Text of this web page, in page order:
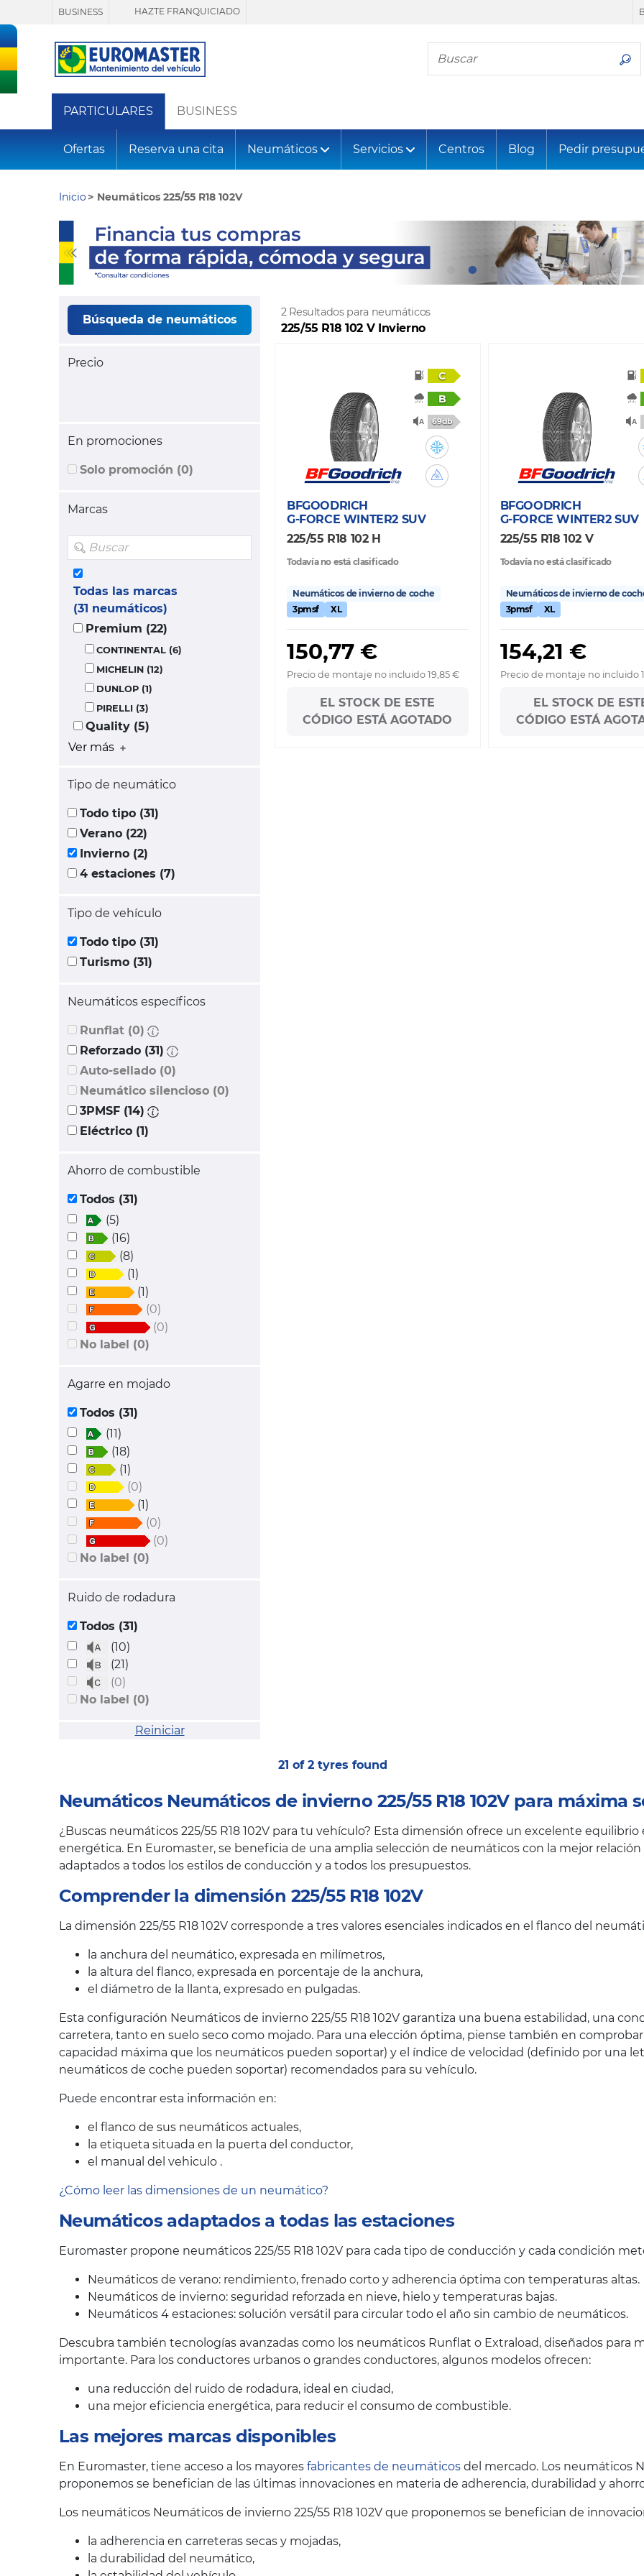
BUSINESS HAZTE FRANQUICIADO
Busca tu neumático
PARTICULARES BUSINESS
Ofertas Reserva una cita Neumáticos Servicios Centros Blog Pedir
Inicio Neumáticos 225/55 R18 102V
Búsqueda de neumáticos
Precio
En promociones
Solo promoción (0)
Marcas
Todas las marcas
(31 neumáticos)
Premium (22)
CONTINENTAL (6)
MICHELIN (12)
DUNLOP (1)
PIRELLI (3)
Quality (5)
Ver más
Tipo de neumático
Todo tipo (31)
Verano (22)
Invierno (2)
4 estaciones (7)
Tipo de vehículo
Todo tipo (31)
Turismo (31)
Neumáticos específicos
Runflat (0)
Reforzado (31)
Auto-sellado (0)
Neumático silencioso (0)
3PMSF (14)
Eléctrico (1)
Ahorro de combustible
Todos (31)
(5)
(16)
(8)
(1)
(1)
(0)
(0)
No label (0)
Agarre en mojado
Todos (31)
(11)
(18)
(1)
(0)
(1)
(0)
(0)
No label (0)
Ruido de rodadura
Todos (31)
(10)
(21)
(0)
No label (0)
Reiniciar
2 Resultados para neumáticos
225/55 R18 102 V Invierno
C
B
69db
BFGOODRICH
G-FORCE WINTER2 SUV
225/55 R18 102 H
Todavía no está clasificado
Neumáticos de invierno de coche
3pmsf
XL
150,77 €
Precio de montaje no incluido 19,85 €
EL STOCK DE ESTE
CÓDIGO ESTÁ AGOTADO
BFGOODRICH
G-FORCE WINTER2 SUV
225/55 R18 102 V
Todavía no está clasificado
Neumáticos de invierno de
3pmsf
XL
154,21 €
Precio de montaje no incluido
EL STOCK DE
CÓDIGO ESTÁ
21 of 2 tyres found
Neumáticos Neumáticos de invierno 225/55 R18 102V para
¿Buscas neumáticos 225/55 R18 102V para tu vehículo? Esta dimensión ofrece un excelente
energética. En Euromaster, se beneficia de una amplia selección de neumáticos con la mejor relación
adaptados a todos los estilos de conducción y a todos los presupuestos.
Comprender la dimensión 225/55 R18 102V
La dimensión 225/55 R18 102V corresponde a tres valores esenciales indicados en el flanco del
la anchura del neumático, expresada en milímetros,
la altura del flanco, expresada en porcentaje de la anchura,
el diámetro de la llanta, expresado en pulgadas.
Esta configuración Neumáticos de invierno 225/55 R18 102V garantiza una buena estabilidad, una
carretera, tanto en suelo seco como mojado. Para una elección óptima, piense también en
capacidad máxima que los neumáticos pueden soportar) y el índice de velocidad (definido por una
neumáticos de coche pueden soportar) recomendados para su vehículo.
Puede encontrar esta información en:
el flanco de sus neumáticos actuales,
la etiqueta situada en la puerta del conductor,
el manual del vehiculo .
¿Cómo leer las dimensiones de un neumático?
Neumáticos adaptados a todas las estaciones
Euromaster propone neumáticos 225/55 R18 102V para cada tipo de conducción y cada condición
Neumáticos de verano: rendimiento, frenado corto y adherencia óptima con temperaturas altas.
Neumáticos de invierno: seguridad reforzada en nieve, hielo y temperaturas bajas.
Neumáticos 4 estaciones: solución versátil para circular todo el año sin cambio de neumáticos.
Descubra también tecnologías avanzadas como los neumáticos Runflat o Extraload, diseñados para
importante. Para los conductores urbanos o grandes conductores, algunos modelos ofrecen:
una reducción del ruido de rodadura, ideal en ciudad,
una mejor eficiencia energética, para reducir el consumo de combustible.
Las mejores marcas disponibles
En Euromaster, tiene acceso a los mayores fabricantes de neumáticos del mercado. Los neumáticos
proponemos se benefician de las últimas innovaciones en materia de adherencia, durabilidad y
Los neumáticos Neumáticos de invierno 225/55 R18 102V que proponemos se benefician de
la adherencia en carreteras secas y mojadas,
la durabilidad del neumático,